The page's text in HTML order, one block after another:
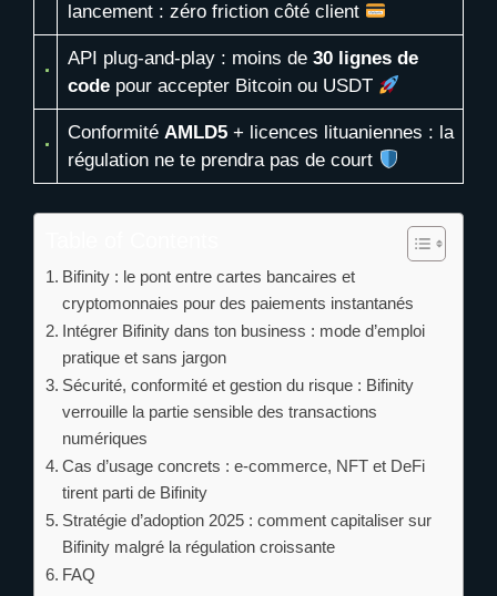
lancement : zéro friction côté client
API plug-and-play : moins de 30 lignes de
codepour accepter Bitcoin ou USDT
Conformité AMLD5+ licences lituaniennes : la
régulation ne te prendra pas de court
Bifinity : le pont entre cartes bancaires et
cryptomonnaies pour des paiements instantanés
Intégrer Bifinity dans ton business : mode d’emploi
pratique et sans jargon
Sécurité, conformité et gestion du risque : Bifinity
verrouille la partie sensible des transactions
numériques
Cas d’usage concrets : e-commerce, NFT et DeFi
tirent parti de Bifinity
Stratégie d’adoption 2025 : comment capitaliser sur
Bifinity malgré la régulation croissante
FAQ